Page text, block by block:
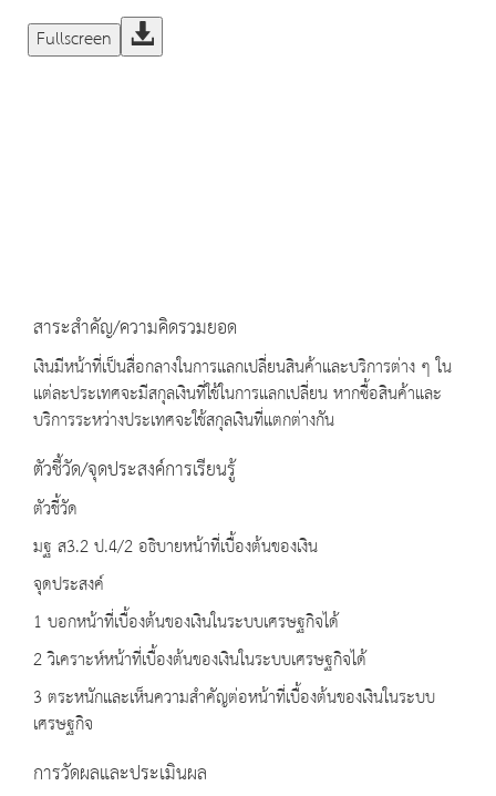
Fullscreen
สาระสำคัญ/ความคิดรวมยอด
เงินมีหน้าที่เป็นสื่อกลางในการแลกเปลี่ยนสินค้าและบริการต่าง ๆ ใน
แต่ละประเทศจะมีสกุลเงินที่ใช้ในการแลกเปลี่ยน หากซื้อสินค้าและ
บริการระหว่างประเทศจะใช้สกุลเงินที่แตกต่างกัน
ตัวชี้วัด/จุดประสงค์การเรียนรู้
ตัวชี้วัด
มฐ ส3.2 ป.4/2 อธิบายหน้าที่เบื้องต้นของเงิน
จุดประสงค์
1 บอกหน้าที่เบื้องต้นของเงินในระบบเศรษฐกิจได้
2 วิเคราะห์หน้าที่เบื้องต้นของเงินในระบบเศรษฐกิจได้
3 ตระหนักและเห็นความสำคัญต่อหน้าที่เบื้องต้นของเงินในระบบ
เศรษฐกิจ
การวัดผลและประเมินผล